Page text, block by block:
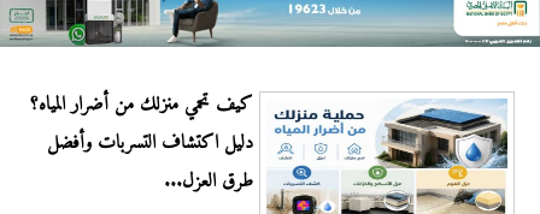
كيف تحمي منزلك من أضرار المياه؟
دليل اكتشاف التسربات وأفضل
طرق العزل...